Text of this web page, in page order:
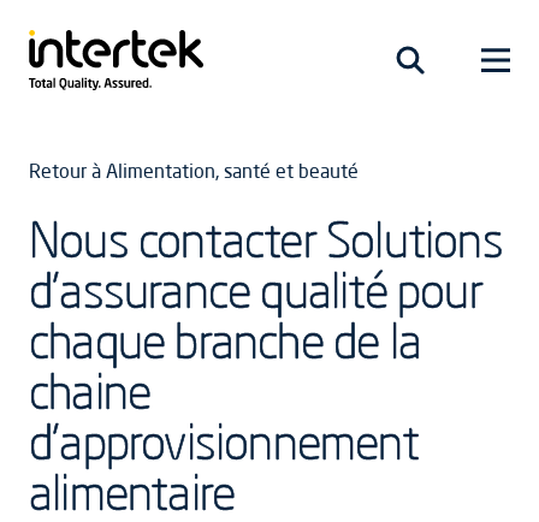
Retour à Alimentation, santé et beauté
Nous contacter Solutions
d'assurance qualité pour
chaque branche de la
chaine
d'approvisionnement
alimentaire